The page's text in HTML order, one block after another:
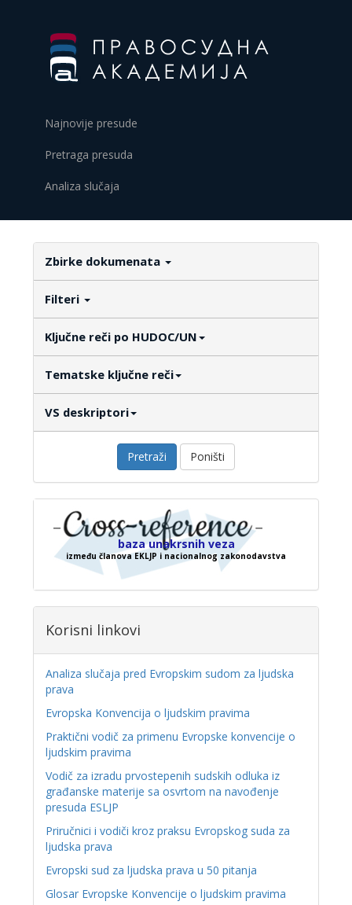
Najnovije presude
Pretraga presuda
Analiza slučaja
Zbirke dokumenata
Filteri
Ključne reči po HUDOC/UN
Tematske ključne reči
VS deskriptori
Pretraži Poništi
baza unakrsnih veza
između članova EKLJP i nacionalnog zakonodavstva
Korisni linkovi
Analiza slučaja pred Evropskim sudom za ljudska
prava
Evropska Konvencija o ljudskim pravima
Praktični vodič za primenu Evropske konvencije o
ljudskim pravima
Vodič za izradu prvostepenih sudskih odluka iz
građanske materije sa osvrtom na navođenje
presuda ESLJP
Priručnici i vodiči kroz praksu Evropskog suda za
ljudska prava
Evropski sud za ljudska prava u 50 pitanja
Glosar Evropske Konvencije o ljudskim pravima